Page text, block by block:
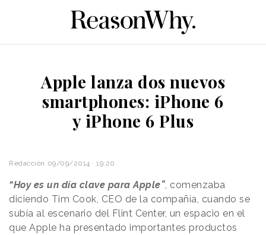
Apple lanza dos nuevos
smartphones: iPhone 6
y iPhone 6 Plus
Redacción 09/09/2014 · 19:20
“Hoy es un día clave para Apple”, comenzaba
diciendo Tim Cook, CEO de la compañía, cuando se
subía al escenario del Flint Center, un espacio en el
que Apple ha presentado importantes productos